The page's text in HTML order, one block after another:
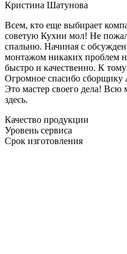
Кристина Шатунова
Всем, кто еще выбирает
советую Кухни мол! Не
спальню. Начиная с
монтажом никаких проблем
быстро и качественно. К
Огромное спасибо сборщику
Это мастер своего дела! Всю
здесь.
Качество продукции
Уровень сервиса
Срок изготовления